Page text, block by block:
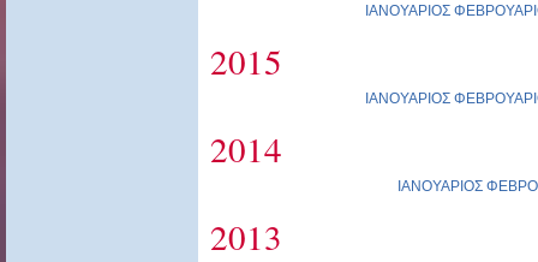
ΙΑΝΟΥΑΡΙΟΣ
2015
ΙΑΝΟΥΑΡΙΟΣ
2014
ΙΑΝΟΥΑΡΙΟΣ
2013